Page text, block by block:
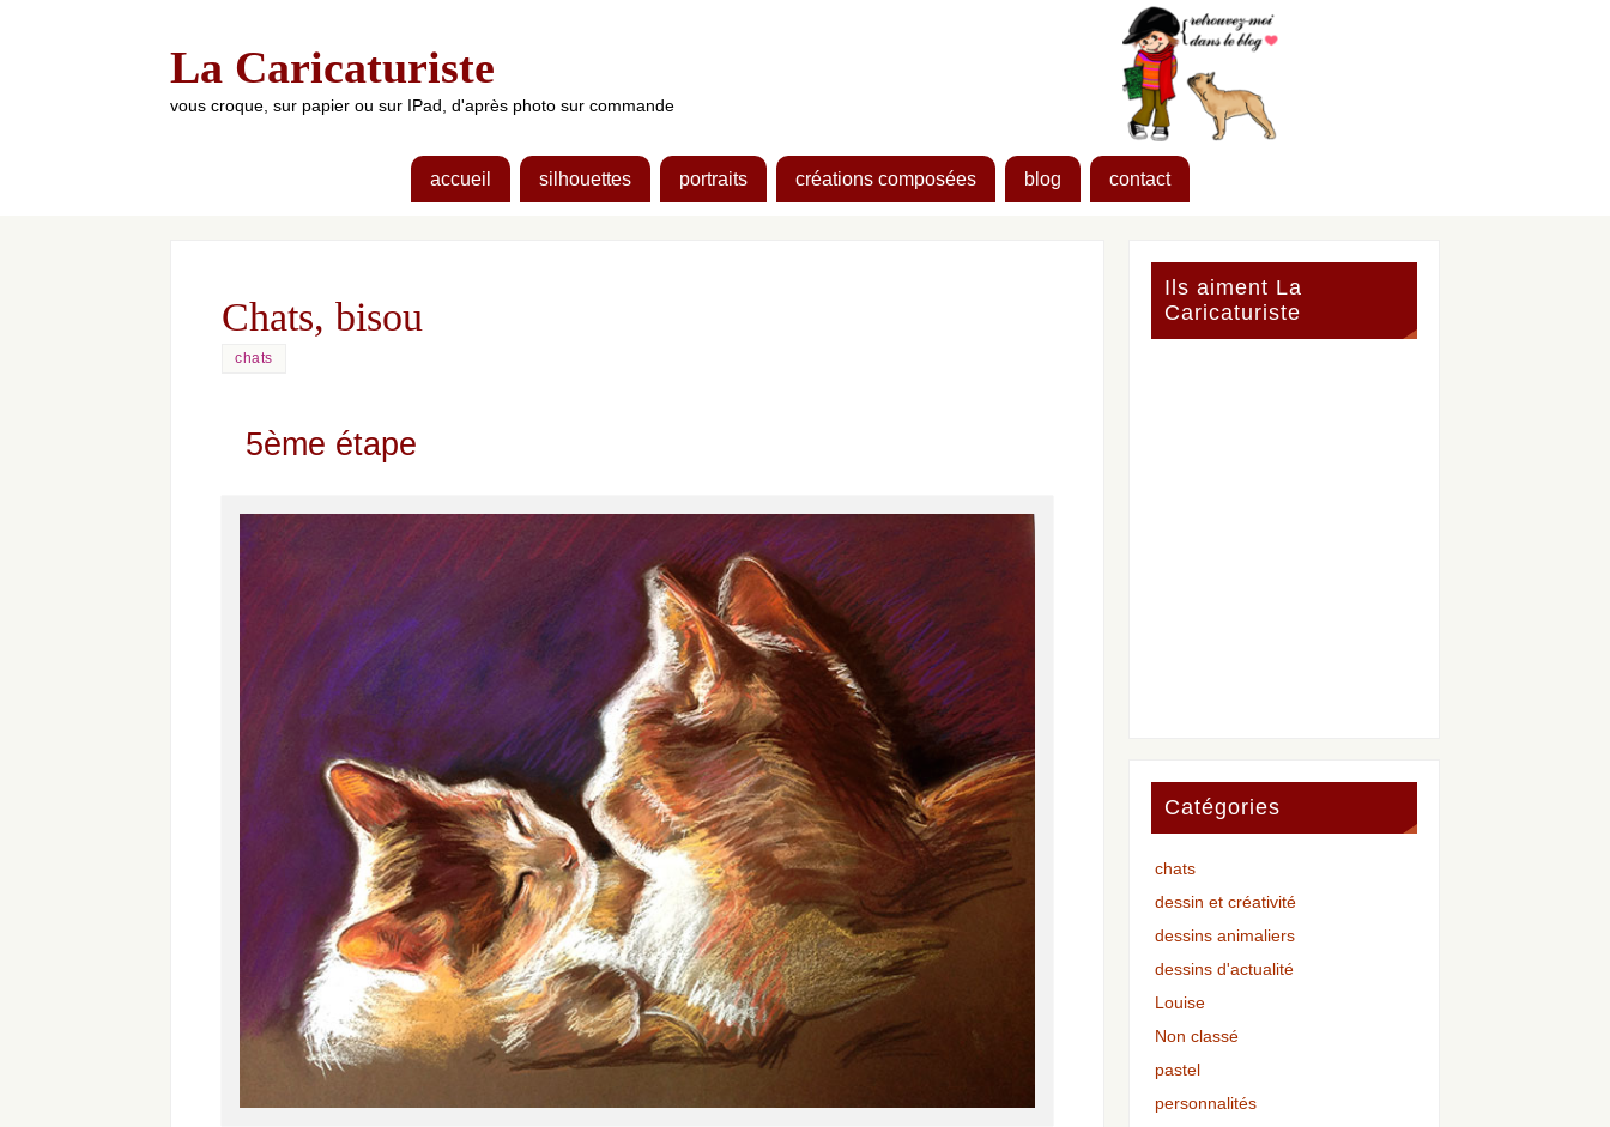
La Caricaturiste
vous croque, sur papier ou sur IPad, d'après photo sur commande
accueil silhouettes portraits créations composées blog contact
Chats, bisou
chats
5ème étape
Ils aiment La
Caricaturiste
Catégories
chats
dessin et créativité
dessins animaliers
dessins d'actualité
Louise
Non classé
pastel
personnalités